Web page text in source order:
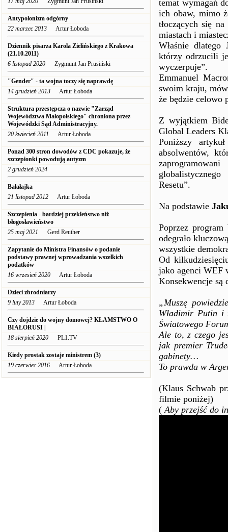
Antypolonizm odgórny
22 marzec 2013 Artur Łoboda
Dziennik pisarza Karola Zielińskiego z Krakowa
(21.10.2011)
6 listopad 2020 Zygmunt Jan Prusiński
"Gender" - ta wojna toczy się naprawdę
14 grudzień 2013 Artur Łoboda
Struktura przestępcza o nazwie "Zarząd
Województwa Małopolskiego" chroniona przez
Wojewódzki Sąd Administracyjny.
20 kwiecień 2011 Artur Łoboda
Ponad 300 stron dowodów z CDC pokazuje, że
szczepionki powodują autyzm
2 grudzień 2024
Bałałajka
21 listopad 2012 Artur Łoboda
Szczepienia - bardziej przekleństwo niż
błogosławieństwo
25 maj 2021 Gerd Reuther
Zapytanie do Ministra Finansów o podanie
podstawy prawnej wprowadzania wszelkich
podatków
16 wrzesień 2020 Artur Łoboda
Dzieci zbrodniarzy
9 luty 2013 Artur Łoboda
Czy dojdzie do wojny domowej? KŁAMSTWO O
BIAŁORUSI |
18 sierpień 2020 PL1.TV
Kiedy prostak zostaje ministrem (3)
19 czerwiec 2016 Artur Łoboda
temat wymagań
ich obaw, mimo
tłoczących się
miastach i
Właśnie
którzy odrzucili
wyczerpuje”.
Emmanuel
swoim kraju,
że będzie celowo
Z wyjątkiem
Global Leaders
Poniższy
absolwentów,
Resetu”.
Na podstawie
Poprzez program
odegrało
wszystkie
Od
jako agenci WEF
Konsekwencje są
„Muszę
Władimir Putin i
Światowego
Ale to, z czego
jak premier
gabinety…
To prawda w
(Klaus Schwab
filmie poniżej)
(Aby przejść do